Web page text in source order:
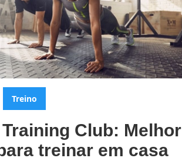
Treino
Club: Melhor
treinar em casa